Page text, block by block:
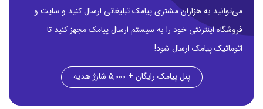
می‌توانید به هزاران مشتری پیامک تبلیغاتی ارسال کنید و سایت و
فروشگاه اینترنتی خود را به سیستم ارسال پیامک مجهز کنید تا
اتوماتیک پیامک ارسال شود!
پنل پیامک رایگان + ۵,۰۰۰ شارژ هدیه